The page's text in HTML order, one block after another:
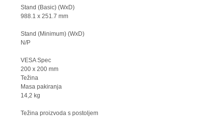
Stand (Basic) (WxD)
988.1 x 251.7 mm
Stand (Minimum) (WxD)
N/P
VESA Spec
200 x 200 mm
Težina
Masa pakiranja
14,2 kg
Težina proizvoda s postoljem